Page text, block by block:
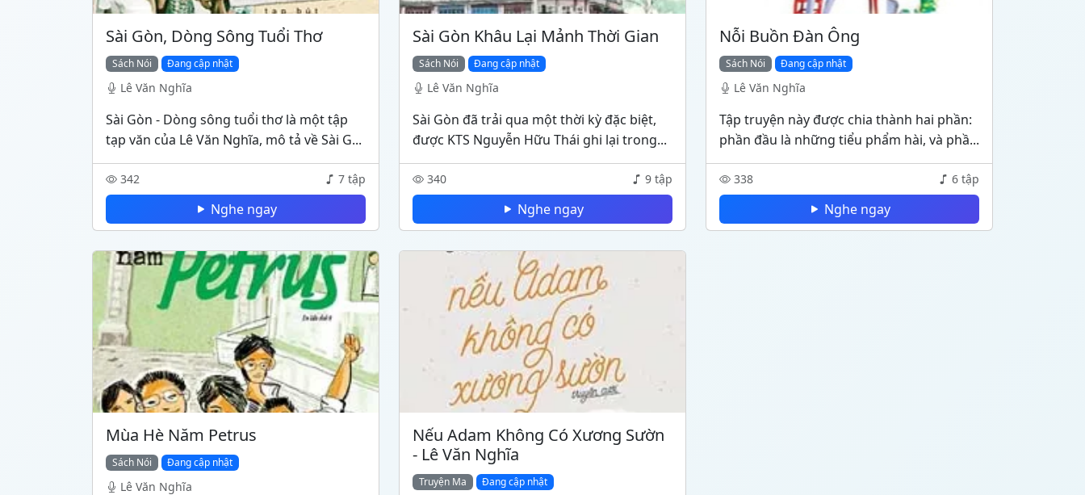
Sài Gòn, Dòng Sông Tuổi Thơ
Sách Nói Đang cập nhật
Lê Văn Nghĩa
Sài Gòn - Dòng sông tuổi thơ là một tập
tạp văn của Lê Văn Nghĩa, mô tả về Sài G...
342 7 tập
Nghe ngay
Sài Gòn Khâu Lại Mảnh Thời Gian
Sách Nói Đang cập nhật
Lê Văn Nghĩa
Sài Gòn đã trải qua một thời kỳ đặc biệt,
được KTS Nguyễn Hữu Thái ghi lại trong...
340 9 tập
Nghe ngay
Nỗi Buồn Đàn Ông
Sách Nói Đang cập nhật
Lê Văn Nghĩa
Tập truyện này được chia thành hai phần:
phần đầu là những tiểu phẩm hài, và phầ...
338 6 tập
Nghe ngay
Mùa Hè Năm Petrus
Sách Nói Đang cập nhật
Lê Văn Nghĩa
Nếu Adam Không Có Xương Sườn
- Lê Văn Nghĩa
Truyện Ma Đang cập nhật